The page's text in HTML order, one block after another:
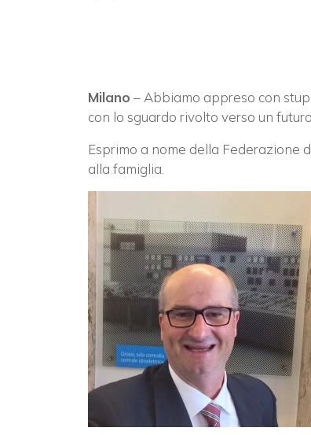
Milano – Abbiamo appreso con
con lo sguardo rivolto verso un
Esprimo a nome della Federazione
alla famiglia.